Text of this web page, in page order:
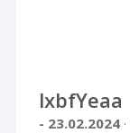
lxbfYeaa
- 23.02.2024